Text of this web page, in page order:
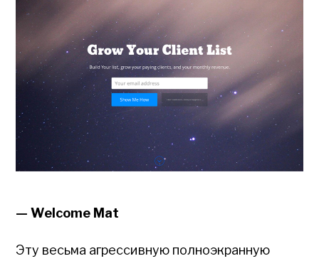
— Welcome Mat
Эту весьма агрессивную полноэкранную